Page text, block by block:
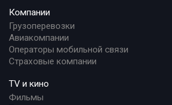
Компании
Грузоперевозки
Авиакомпании
Операторы мобильной связи
Страховые компании
TV и кино
Фильмы